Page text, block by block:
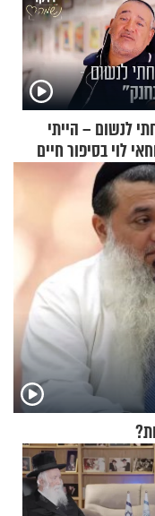
לנשום – הייתי
לוי בסיפור חיים